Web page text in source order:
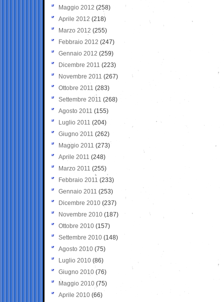
Maggio 2012 (258)
Aprile 2012 (218)
Marzo 2012 (255)
Febbraio 2012 (247)
Gennaio 2012 (259)
Dicembre 2011 (223)
Novembre 2011 (267)
Ottobre 2011 (283)
Settembre 2011 (268)
Agosto 2011 (155)
Luglio 2011 (204)
Giugno 2011 (262)
Maggio 2011 (273)
Aprile 2011 (248)
Marzo 2011 (255)
Febbraio 2011 (233)
Gennaio 2011 (253)
Dicembre 2010 (237)
Novembre 2010 (187)
Ottobre 2010 (157)
Settembre 2010 (148)
Agosto 2010 (75)
Luglio 2010 (86)
Giugno 2010 (76)
Maggio 2010 (75)
Aprile 2010 (66)